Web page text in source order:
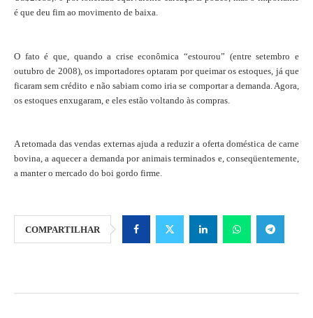
é que deu fim ao movimento de baixa.
O fato é que, quando a crise econômica “estourou” (entre setembro e
outubro de 2008), os importadores optaram por queimar os estoques, já que
ficaram sem crédito e não sabiam como iria se comportar a demanda. Agora,
os estoques enxugaram, e eles estão voltando às compras.
A retomada das vendas externas ajuda a reduzir a oferta doméstica de carne
bovina, a aquecer a demanda por animais terminados e, conseqüentemente,
a manter o mercado do boi gordo firme.
COMPARTILHAR